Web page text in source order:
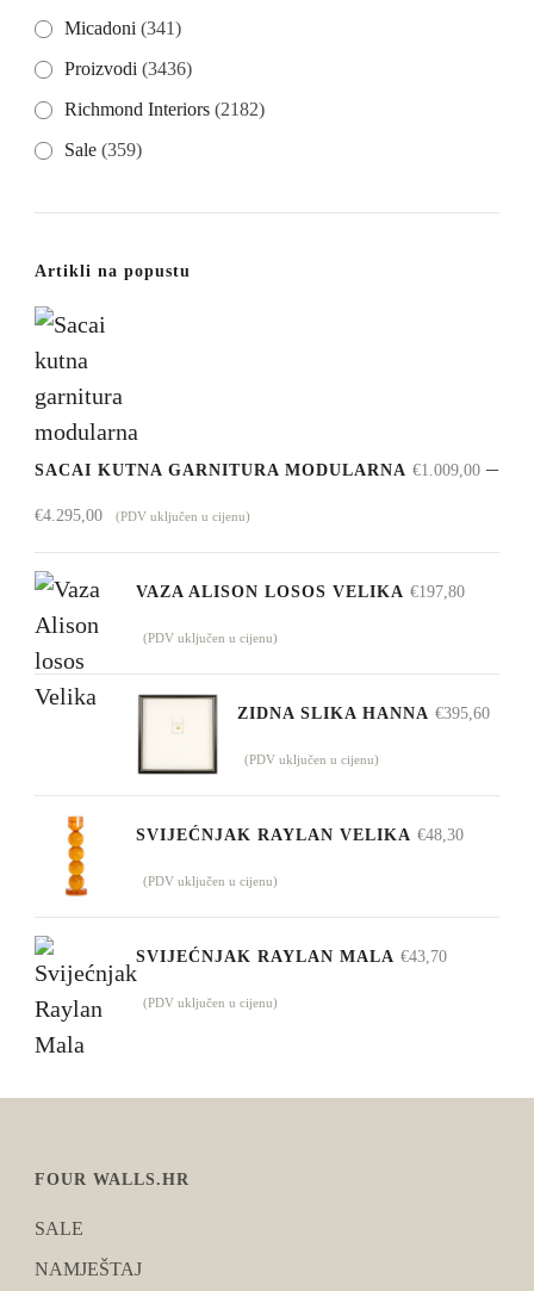
Micadoni (341)
Proizvodi (3436)
Richmond Interiors (2182)
Sale (359)
Artikli na popustu
SACAI KUTNA GARNITURA MODULARNA €1.009,00 –
€4.295,00Raspon
cijena:
€4.295,00
(PDV uključen u cijenu)
VAZA ALISON LOSOS VELIKA €197,80
(PDV uključen u cijenu)
ZIDNA SLIKA HANNA €395,60
(PDV uključen u cijenu)
SVIJEĆNJAK RAYLAN VELIKA €48,30
(PDV uključen u cijenu)
SVIJEĆNJAK RAYLAN MALA €43,70
(PDV uključen u cijenu)
FOUR WALLS.HR
SALE
NAMJEŠTAJ